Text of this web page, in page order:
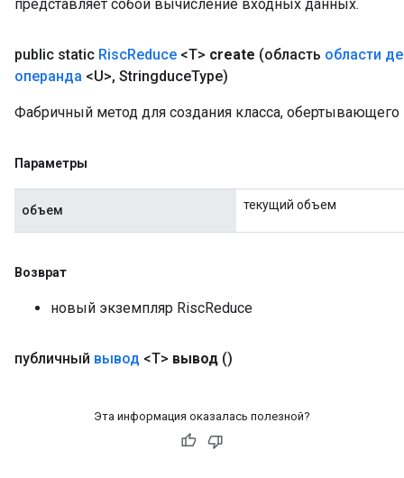
представляет собой вычисление входных данных.
public static RiscReduce <T> create (область области
операнда <U>, StringduceType)
Фабричный метод для создания класса,
Параметры
объем текущий объем
Возврат
новый экземпляр RiscReduce
публичный вывод <T> вывод ()
Эта информация оказалась полезной?